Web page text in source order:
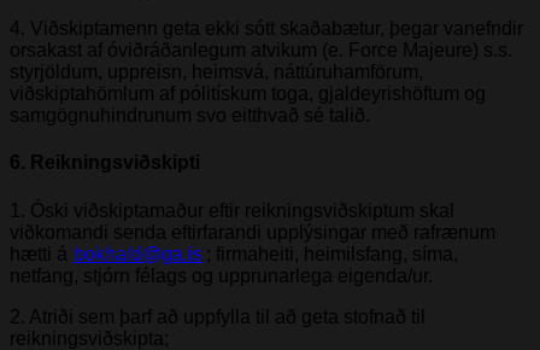
4. Viðskiptamenn geta ekki sótt skaðabætur, þegar vanefndir
orsakast af óviðráðanlegum atvikum (e. Force Majeure) s.s.
styrjöldum, uppreisn, heimsvá, náttúruhamförum,
viðskiptahömlum af pólitískum toga, gjaldeyrishöftum og
samgögnuhindrunum svo eitthvað sé talið.
6. Reikningsviðskipti
1. Óski viðskiptamaður eftir reikningsviðskiptum skal
viðkomandi senda eftirfarandi upplýsingar með rafrænum
hætti á bokhald@ga.is ; firmaheiti, heimilsfang, síma,
netfang, stjórn félags og upprunarlega eigenda/ur.
2. Atriði sem þarf að uppfylla til að geta stofnað til
reikningsviðskipta;